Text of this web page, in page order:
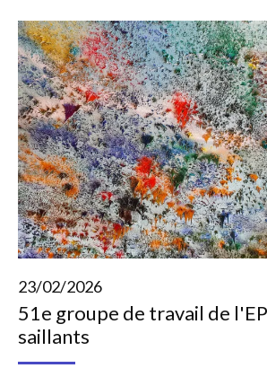
23/02/2026
51e groupe de travail de
saillants